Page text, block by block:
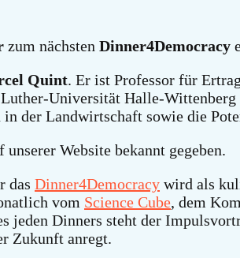
zum nächsten Dinner4Democracy
Quint. Er ist Professor für
Universität Halle-
der Landwirtschaft sowie die
Website bekannt gegeben.
das Dinner4Democracy wird als
vom Science Cube, dem
Dinners steht der
Zukunft anregt.